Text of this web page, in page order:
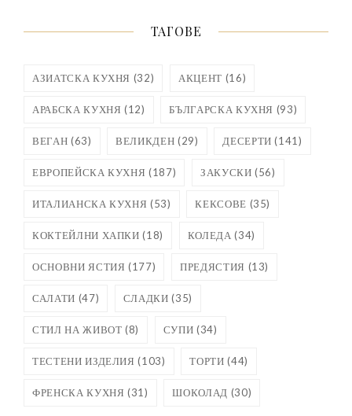
ТАГОВЕ
АЗИАТСКА КУХНЯ (32) АКЦЕНТ (16)
АРАБСКА КУХНЯ (12) БЪЛГАРСКА КУХНЯ (93)
ВЕГАН (63) ВЕЛИКДЕН (29) ДЕСЕРТИ (141)
ЕВРОПЕЙСКА КУХНЯ (187) ЗАКУСКИ (56)
ИТАЛИАНСКА КУХНЯ (53) КЕКСОВЕ (35)
КОКТЕЙЛНИ ХАПКИ (18) КОЛЕДА (34)
ОСНОВНИ ЯСТИЯ (177) ПРЕДЯСТИЯ (13)
САЛАТИ (47) СЛАДКИ (35)
СТИЛ НА ЖИВОТ (8) СУПИ (34)
ТЕСТЕНИ ИЗДЕЛИЯ (103) ТОРТИ (44)
ФРЕНСКА КУХНЯ (31) ШОКОЛАД (30)